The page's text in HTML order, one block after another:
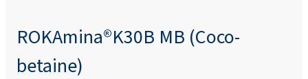
ROKAmina®K30B MB (Coco-
betaine)